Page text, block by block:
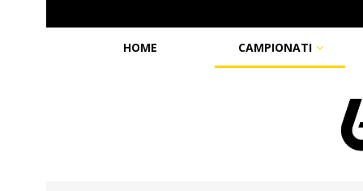
HOME CAMPIONATI